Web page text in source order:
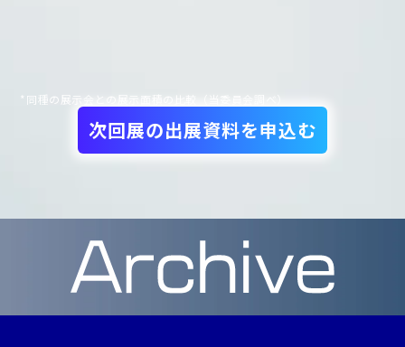
*同種の展示会との展示面積の比較（当委員会調べ）
次回展の出展資料を申込む